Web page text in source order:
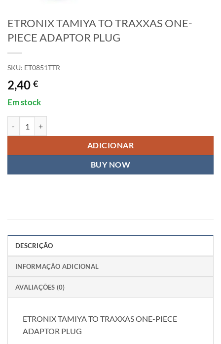
ETRONIX TAMIYA TO TRAXXAS ONE-
PIECE ADAPTOR PLUG
SKU: ET0851TTR
2,40 €
Em stock
ADICIONAR
BUY NOW
DESCRIÇÃO
INFORMAÇÃO ADICIONAL
AVALIAÇÕES (0)
ETRONIX TAMIYA TO TRAXXAS ONE-PIECE
ADAPTOR PLUG